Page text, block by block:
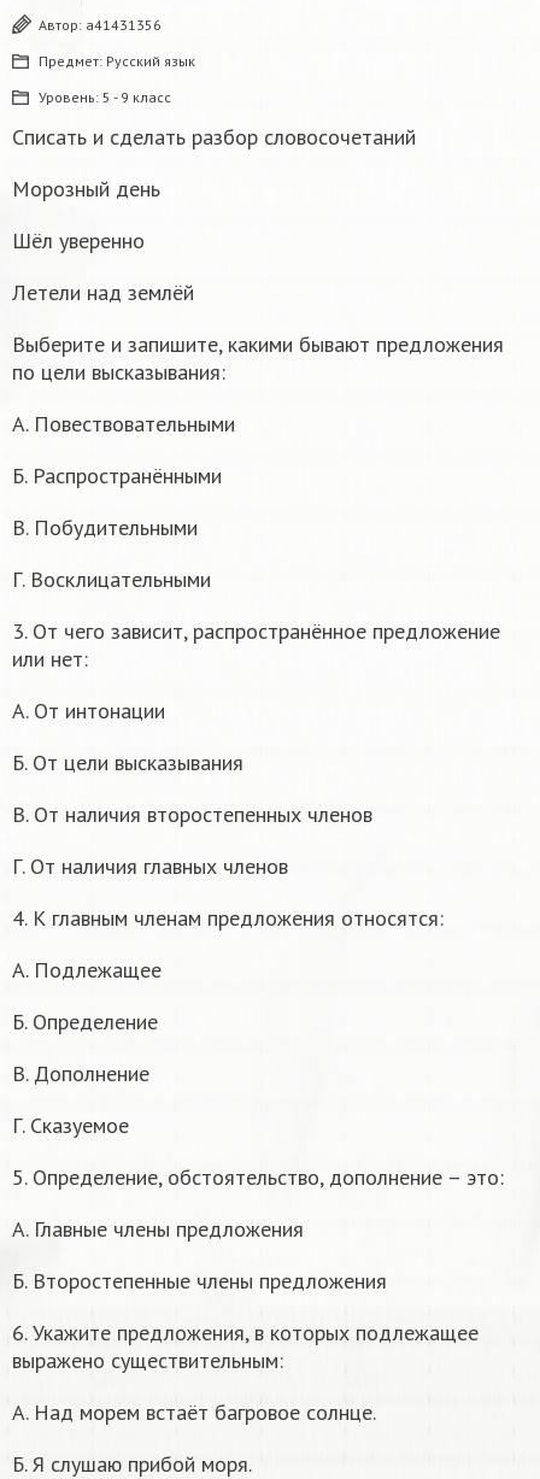
Автор: a41431356
Предмет: Русский язык
Уровень: 5 - 9 класс
Списать и сделать разбор словосочетаний
Морозный день
Шёл уверенно
Летели над землёй
Выберите и запишите, какими бывают предложения
по цели высказывания:
А. Повествовательными
Б. Распространёнными
В. Побудительными
Г. Восклицательными
3. От чего зависит, распространённое предложение
или нет:
А. От интонации
Б. От цели высказывания
В. От наличия второстепенных членов
Г. От наличия главных членов
4. К главным членам предложения относятся:
А. Подлежащее
Б. Определение
В. Дополнение
Г. Сказуемое
5. Определение, обстоятельство, дополнение – это:
А. Главные члены предложения
Б. Второстепенные члены предложения
6. Укажите предложения, в которых подлежащее
выражено существительным:
А. Над морем встаёт багровое солнце.
Б. Я слушаю прибой моря.